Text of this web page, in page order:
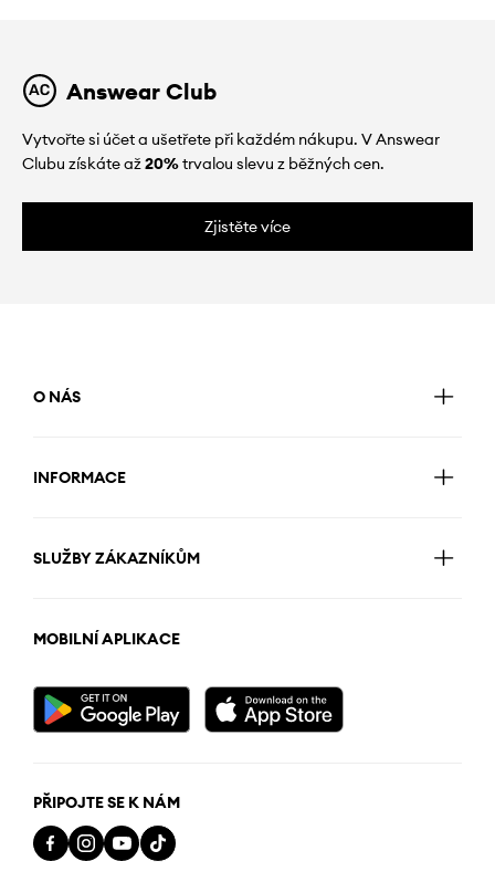
Answear Club
Vytvořte si účet a ušetřete při každém nákupu. V Answear
Clubu získáte až20%trvalou slevu z běžných cen.
Zjistěte více
O NÁS
INFORMACE
SLUŽBY ZÁKAZNÍKŮM
MOBILNÍ APLIKACE
PŘIPOJTE SE K NÁM